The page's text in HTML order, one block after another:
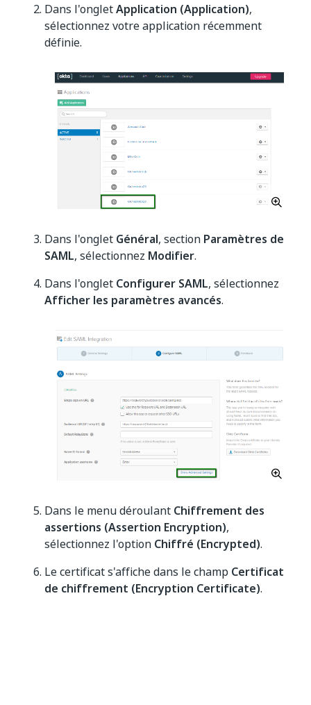
Dans l'ongletApplication (Application),
sélectionnez votre application récemment
définie.
Dans l'onglet Général, section Paramètres de
SAML, sélectionnez Modifier.
Dans l'onglet Configurer SAML, sélectionnez
Afficher les paramètres avancés.
Dans le menu déroulant Chiffrement des
assertions (Assertion Encryption),
sélectionnez l'option Chiffré (Encrypted).
Le certificat s'affiche dans le champ Certificat
de chiffrement (Encryption Certificate).